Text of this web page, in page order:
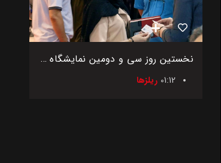
نخستین روز سی و دومین نمایشگاه بین‌المللی اگروفود ایران
01:12 ریلزها